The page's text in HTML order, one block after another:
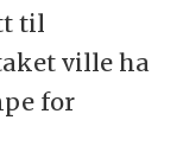
til
ville ha
for